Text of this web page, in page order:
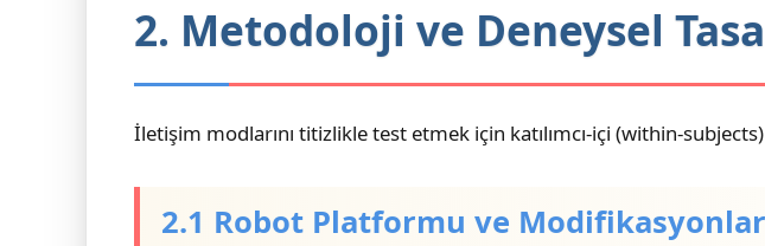
2. Metodoloji ve Deneysel
İletişim modlarını titizlikle test etmek için katılımcı-içi (within-
2.1 Robot Platformu ve Modifikasyonlar